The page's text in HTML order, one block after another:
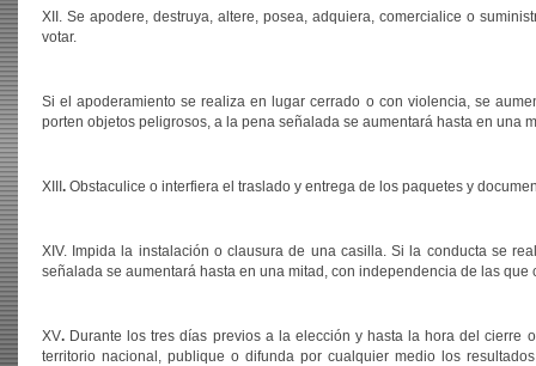
XII. Se apodere, destruya, altere, posea, adquiera, comercialice o
votar.
Si el apoderamiento se realiza en lugar cerrado o con violencia, se
porten objetos peligrosos, a la pena señalada se aumentará hasta en una
XIII . Obstaculice o interfiera el traslado y entrega de los paquetes y
XIV. Impida la instalación o clausura de una casilla. Si la conducta se
señalada se aumentará hasta en una mitad, con independencia de las
XV. Durante los tres días previos a la elección y hasta la hora del
territorio nacional, publique o difunda por cualquier medio los